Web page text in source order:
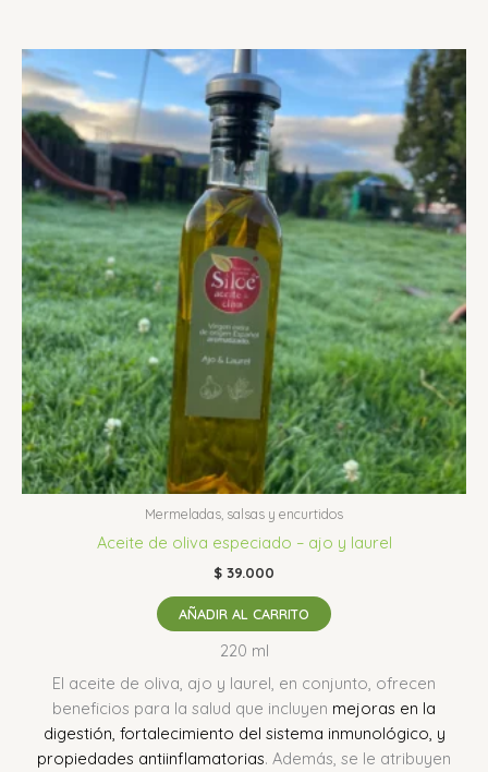
Mermeladas, salsas y encurtidos
Aceite de oliva especiado – ajo y laurel
$ 39.000
AÑADIR AL CARRITO
220 ml
El aceite de oliva, ajo y laurel, en conjunto, ofrecen
beneficios para la salud que incluyen mejoras en la
digestión, fortalecimiento del sistema inmunológico, y
propiedades antiinflamatorias. Además, se le atribuyen